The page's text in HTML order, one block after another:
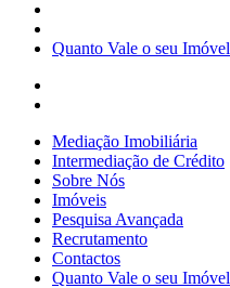
Quanto Vale o seu Imóvel
Mediação Imobiliária
Intermediação de Crédito
Sobre Nós
Imóveis
Pesquisa Avançada
Recrutamento
Contactos
Quanto Vale o seu Imóvel